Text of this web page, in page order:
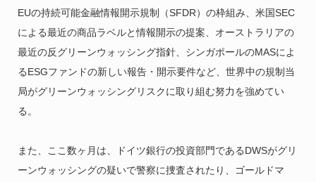
EUの持続可能金融情報開示規制（SFDR）の枠組み、米国SEC
による最近の商品ラベルと情報開示の提案、オーストラリアの
最近の反グリーンウォッシング指針、シンガポールのMASによ
るESGファンドの新しい報告・開示要件など、世界中の規制当
局がグリーンウォッシングリスクに取り組む努力を強めてい
る。
また、ここ数ヶ月は、ドイツ銀行の投資部門であるDWSがグリ
ーンウォッシングの疑いで警察に捜査されたり、ゴールドマ